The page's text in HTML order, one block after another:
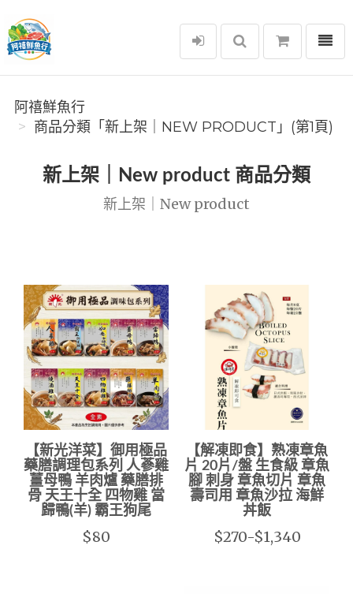
阿禧鮮魚行
選單
阿禧鮮魚行
商品分類「️新上架｜NEW PRODUCT」(第1頁)
️新上架｜New product 商品分類
️新上架｜New product
【新光洋菜】御用極品
藥膳調理包系列 ​人蔘雞
薑母鴨 羊肉爐 藥膳排
骨 ​天王十全 四物雞 當
歸鴨(羊) ​霸王狗尾
$80
【解凍即食】熟凍章魚
片 20片/盤 生食級 章魚
腳 刺身 章魚切片 章魚
壽司用 章魚沙拉 海鮮
丼飯
$270-$1,340